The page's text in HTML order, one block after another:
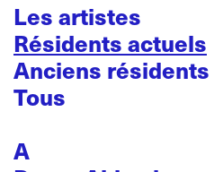
Les artistes
Résidents actuels
Anciens résidents
Tous
A